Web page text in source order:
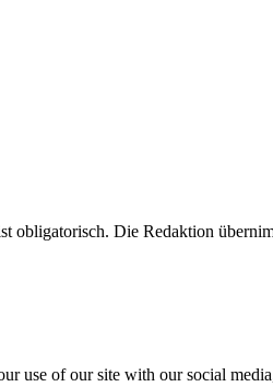
Die Redaktion
use of our site with our social